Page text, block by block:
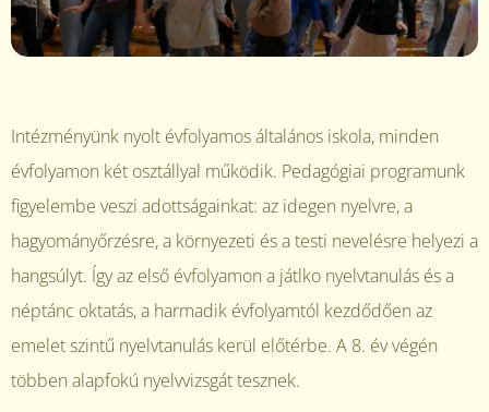
Intézményünk nyolt évfolyamos általános iskola, minden
évfolyamon két osztállyal működik. Pedagógiai programunk
figyelembe veszi adottságainkat: az idegen nyelvre, a
hagyományőrzésre, a környezeti és a testi nevelésre helyezi a
hangsúlyt. Így az első évfolyamon a játlko nyelvtanulás és a
néptánc oktatás, a harmadik évfolyamtól kezdődően az
emelet szintű nyelvtanulás kerül előtérbe. A 8. év végén
többen alapfokú nyelvvizsgát tesznek.